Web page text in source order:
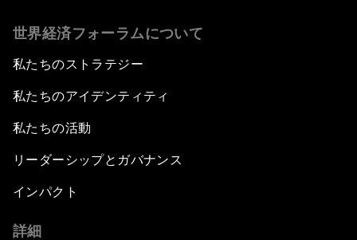
世界経済フォーラムについて
私たちのストラテジー
私たちのアイデンティティ
私たちの活動
リーダーシップとガバナンス
インパクト
詳細